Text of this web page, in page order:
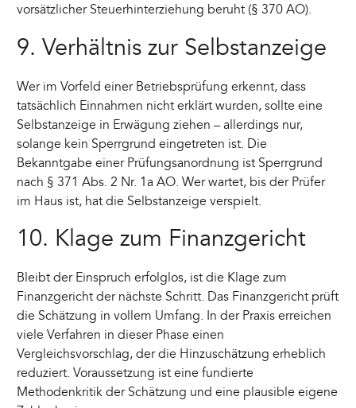
vorsätzlicher Steuerhinterziehung beruht (§ 370 AO).
9. Verhältnis zur Selbstanzeige
Wer im Vorfeld einer Betriebsprüfung erkennt, dass
tatsächlich Einnahmen nicht erklärt wurden, sollte eine
Selbstanzeige in Erwägung ziehen – allerdings nur,
solange kein Sperrgrund eingetreten ist. Die
Bekanntgabe einer Prüfungsanordnung ist Sperrgrund
nach § 371 Abs. 2 Nr. 1a AO. Wer wartet, bis der Prüfer
im Haus ist, hat die Selbstanzeige verspielt.
10. Klage zum Finanzgericht
Bleibt der Einspruch erfolglos, ist die Klage zum
Finanzgericht der nächste Schritt. Das Finanzgericht prüft
die Schätzung in vollem Umfang. In der Praxis erreichen
viele Verfahren in dieser Phase einen
Vergleichsvorschlag, der die Hinzuschätzung erheblich
reduziert. Voraussetzung ist eine fundierte
Methodenkritik der Schätzung und eine plausible eigene